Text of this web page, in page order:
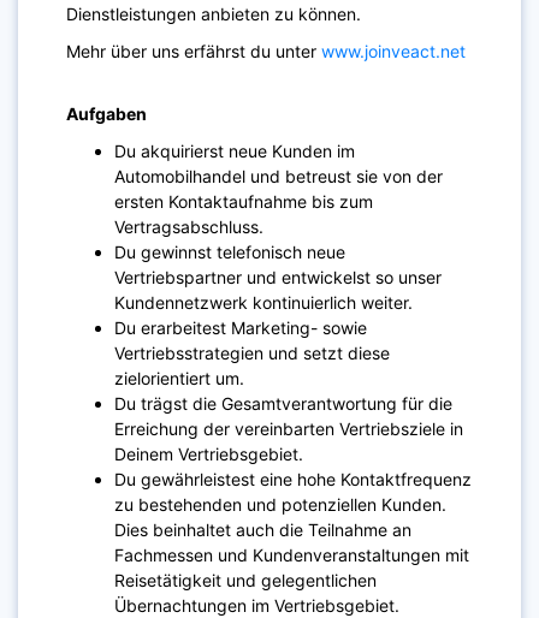
Dienstleistungen anbieten zu können.
Mehr über uns erfährst du unter ​ www.joinveact.net
Aufgaben
Du akquirierst neue Kunden im
Automobilhandel und betreust sie von der
ersten Kontaktaufnahme bis zum
Vertragsabschluss.
Du gewinnst telefonisch neue
Vertriebspartner und entwickelst so unser
Kundennetzwerk kontinuierlich weiter.
Du erarbeitest Marketing- sowie
Vertriebsstrategien und setzt diese
zielorientiert um.
Du trägst die Gesamtverantwortung für die
Erreichung der vereinbarten Vertriebsziele in
Deinem Vertriebsgebiet.
Du gewährleistest eine hohe Kontaktfrequenz
zu bestehenden und potenziellen Kunden.
Dies beinhaltet auch die Teilnahme an
Fachmessen und Kundenveranstaltungen mit
Reisetätigkeit und gelegentlichen
Übernachtungen im Vertriebsgebiet.